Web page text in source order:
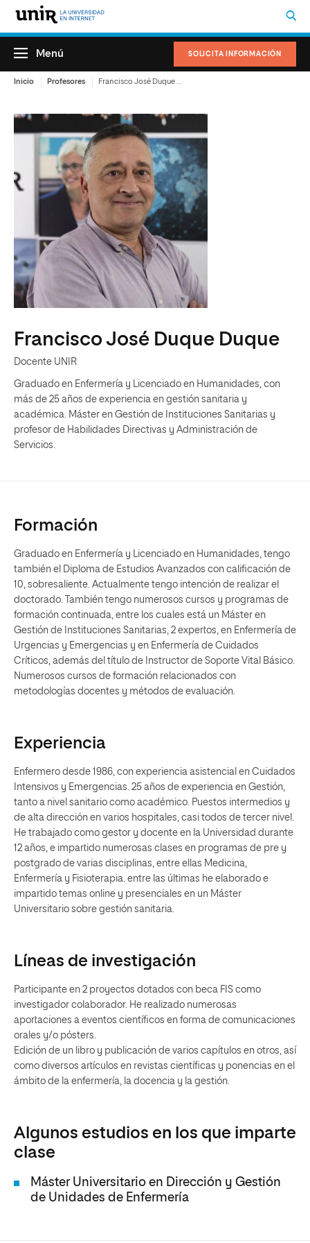
SOLICITA INFORMACIÓN
Menú
Inicio Profesores
Francisco José Duque Duque
Docente UNIR
Graduado en Enfermería y Licenciado en Humanidades, con
más de 25 años de experiencia en gestión sanitaria y
académica. Máster en Gestión de Instituciones Sanitarias y
profesor de Habilidades Directivas y Administración de
Servicios.
Formación
Graduado en Enfermería y Licenciado en Humanidades, tengo
también el Diploma de Estudios Avanzados con calificación de
10, sobresaliente. Actualmente tengo intención de realizar el
doctorado. También tengo numerosos cursos y programas de
formación continuada, entre los cuales está un Máster en
Gestión de Instituciones Sanitarias, 2 expertos, en Enfermería de
Urgencias y Emergencias y en Enfermería de Cuidados
Críticos, además del título de Instructor de Soporte Vital Básico.
Numerosos cursos de formación relacionados con
metodologías docentes y métodos de evaluación.
Experiencia
Enfermero desde 1986, con experiencia asistencial en Cuidados
Intensivos y Emergencias. 25 años de experiencia en Gestión,
tanto a nivel sanitario como académico. Puestos intermedios y
de alta dirección en varios hospitales, casi todos de tercer nivel.
He trabajado como gestor y docente en la Universidad durante
12 años, e impartido numerosas clases en programas de pre y
postgrado de varias disciplinas, entre ellas Medicina,
Enfermería y Fisioterapia. entre las últimas he elaborado e
impartido temas online y presenciales en un Máster
Universitario sobre gestión sanitaria.
Líneas de investigación
Participante en 2 proyectos dotados con beca FIS como
investigador colaborador. He realizado numerosas
aportaciones a eventos científicos en forma de comunicaciones
orales y/o pósters.
Edición de un libro y publicación de varios capítulos en otros, así
como diversos artículos en revistas científicas y ponencias en el
ámbito de la enfermería, la docencia y la gestión.
Algunos estudios en los que imparte
clase
Máster Universitario en Dirección y Gestión
de Unidades de Enfermería